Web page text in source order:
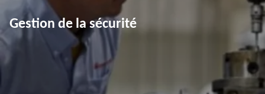
Gestion de la sécurité